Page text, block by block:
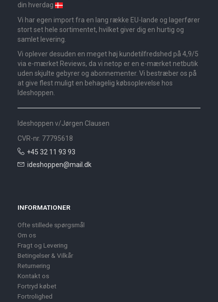
din hverdag
Vi har egen import fra en lang række EU-lande og lagerfører
stort set hele sortimentet, hvilket giver dig en hurtig og
samlet levering.
Vi oplever desuden en meget høj kundetilfredshed på 4,9/5
via e-mærket Reviews, da vi netop er en e-mærket netbutik
uden skjulte gebyrer og abonnementer. Vi bestræber os på
at give flest muligt en behagelig købsoplevelse hos
Ideshoppen.
Ideshoppen v/Jørgen Clausen
CVR-nr. 77795618
+45 32 11 93 93
ideshoppen@mail.dk
INFORMATIONER
Ofte stillede spørgsmål
Om os
Fragt og Levering
Betingelser & Vilkår
Returnering
Kontakt os
Fortryd købet
Fortrolighed